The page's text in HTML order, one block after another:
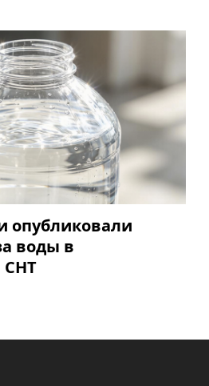
опубликовали
воды в
СНТ